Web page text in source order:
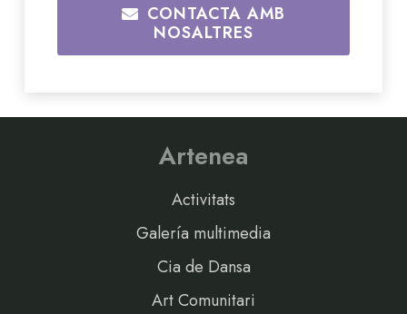
CONTACTA AMB
NOSALTRES
Artenea
Activitats
Galería multimedia
Cia de Dansa
Art Comunitari